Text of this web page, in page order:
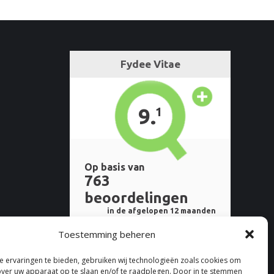
Toestemming beheren
ervaringen te bieden, gebruiken wij technologieën zoals cookies om
uw apparaat op te slaan en/of te raadplegen. Door in te stemmen